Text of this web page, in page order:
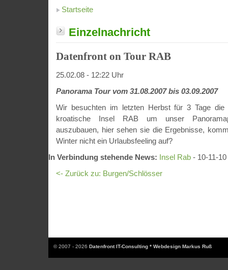
Startseite
Einzelnachricht
Datenfront on Tour RAB
25.02.08 - 12:22 Uhr
Panorama Tour vom 31.08.2007 bis 03.09.2007
Wir besuchten im letzten Herbst für 3 Tage die
kroatische Insel RAB um unser
auszubauen, hier sehen sie die Ergebnisse,
Winter nicht ein Urlaubsfeeling auf?
In Verbindung stehende News: Insel Rab - 10-11-
<- Zurück zu: Burgen/Schlösser
© 2007 - 2026 Datenfront IT-Consulting * Webdesign Markus Ruß